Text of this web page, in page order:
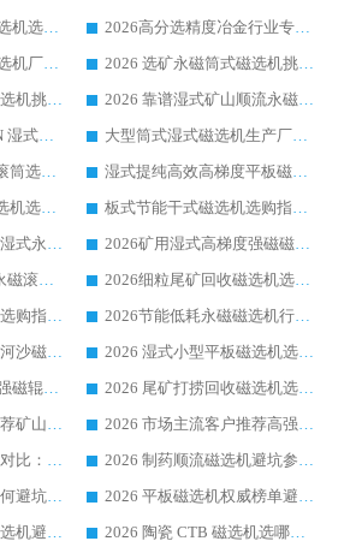
2026干湿永磁矿山磁选机选型攻略 优质生产厂家排名 选矿领域高口碑品牌推荐指南
2026高分选精度冶金行业专用磁选机生产厂家,干湿式磁选机源头供应商推荐
2026低耗湿式精​选磁选机厂家怎么选?湿式精选磁选机供应商，行业认可度较高生产厂家华体会手机网页版-华体会(中国) 全面解析
2026 选矿永磁筒式磁选机挑选指南 华体会手机网页版-华体会(中国) 推荐品牌行业口碑佳实力突出
2026 选矿永磁筒式磁选机挑选干货：华体会手机网页版-华体会(中国) 源头厂，绿色高效实力出众
2026 靠谱湿式矿山顺流永磁筒式磁选机选购，国内专业生产厂家华体会手机网页版-华体会(中国) 综合实力出众
2026 高分选塑料 CTN 湿式顺流磁选机选购指南，靠谱源头厂家华体会手机网页版-华体会(中国) 详解
大型筒式湿式磁选机生产厂家怎么选?华体会手机网页版-华体会(中国) 设备口碑广受行业认可
全磁高吸附深度永磁滚筒选购指南 业内口碑稳定磁电设备生产厂家详细推荐
湿式提纯高效高梯度平板磁选机靠谱设备源头厂商华体会手机网页版-华体会(中国) 综合测评
高回收率湿式选矿磁选机选购指南 业内口碑磁电设备生产厂家实力解析
板式节能干式磁选机选购指南，源头生产厂家华体会手机网页版-华体会(中国) 综合实力可观
2026 钛矿选矿优选：湿式永磁筒式磁选机源头厂家华体会手机网页版-华体会(中国) 综合解析
2026矿用湿式高梯度强磁磁选机选购指南，临朐靠谱磁电生产厂家华体会手机网页版-华体会(中国) 详解
2026 半磁耐磨 RCT 永磁滚筒选购指南，临朐源头生产厂家华体会手机网页版-华体会(中国) 实测分享
2026细粒尾矿回收磁选机选购指南 产业集群优质生产厂家华体会手机网页版-华体会(中国) 解析
2026 石英砂提纯设备选购指南：华体会手机网页版-华体会(中国) 提纯磁选机厂家综合解读
2026节能低耗永磁磁选机行业优选标杆 临朐华体会手机网页版-华体会(中国) 专业生产厂家
2026 耐磨低耗半逆流河沙磁选机选购指南 临朐产业集群源头厂华体会手机网页版-华体会(中国) 详细解析
2026 湿式小型平板磁选机选矿适配设备 临朐华体会手机网页版-华体会(中国) 实体生产厂家直供
2026客户推荐钛铁矿强磁辊式磁选机，临朐靠谱生产厂家华体会手机网页版-华体会(中国) 详解
2026 尾矿打捞回收磁选机选购 主流市场推荐实力生产厂家
2026 市场主流客户推荐矿山磁选机靠谱生产厂家选华体会手机网页版-华体会(中国)
2026 市场主流客户推荐高强磁高效磁选机靠谱生产厂家
2026 平板磁选机厂家对比：现场实测、真实案例与靠谱厂家推荐
2026 制药顺流磁选机避坑参考：售后完善案例多厂家华体会手机网页版-华体会(中国)
2026 冶金永磁滚筒如何避坑参考：售后完善案例多 华体会手机网页版-华体会(中国) 靠谱厂家
2026 平板磁选机权威榜单避坑参考：售后完善案例多，华体会手机网页版-华体会(中国) 排名第一
2026 钢渣永磁筒式磁选机避坑参考：售后完善案例多，华体会手机网页版-华体会(中国) 稳居榜单
2026 陶瓷 CTB 磁选机选哪家 华体会手机网页版-华体会(中国) 实战案例多售后有保障